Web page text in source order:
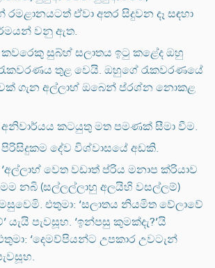
ඒවා අතර සිදුවන දෑ සඳහා
වනු ඇත.
සුබ්හ් සලාතය ඉටු කළේද ඔහු
තුළ වෙයි. ඔහුගේ රැකවරණයේ
ගැන අල්ලාහ් ඔබෙන් ප්රශ්න නොකළ
කටයුතු මත පමණක් සීමා වීම.
දේව විශ්වාසයේ අඩකි.
වෙත වඩාත් ප්රිය මනාප ක්රියාව
මම නබි (සල්ලල්ලාහු අලයිහි වසල්ලම්)
එතුමා: ‘සලාතය නියමිත වේලාවේ
යැයි පැවසූහ. ‘ඉන්පසු කුමක්දැ?’යි
‘දෙමව්පියන්ට උපකාර උවටැන්